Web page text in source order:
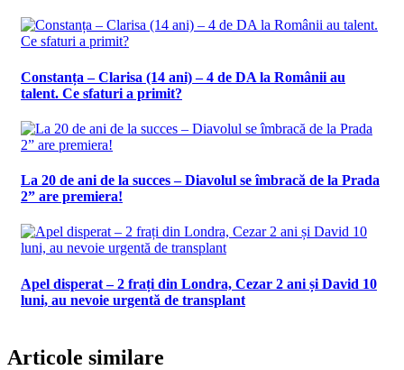
Constanța – Clarisa (14 ani) – 4 de DA la Românii au
talent. Ce sfaturi a primit?
La 20 de ani de la succes – Diavolul se îmbracă de la Prada
2” are premiera!
Apel disperat – 2 frați din Londra, Cezar 2 ani și David 10
luni, au nevoie urgentă de transplant
Articole similare